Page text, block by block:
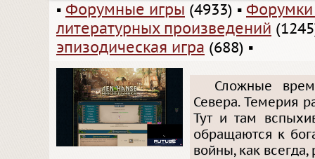
▪ Форумные игры (4933) ▪
литературных произведений
эпизодическая игра (688) ▪
Сложные
Севера. Темерия
Тут и там
обращаются к
войны, как